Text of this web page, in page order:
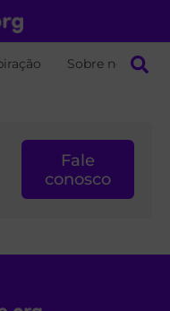
Sobre nós
Fale
conosco